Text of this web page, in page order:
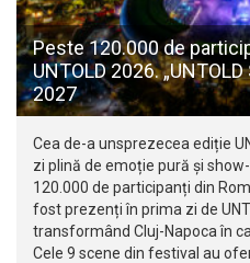
Peste 120.000 de
UNTOLD 2026.
2027
Cea de-a unsprezecea ediție
zi plină de emoție pură și
120.000 de participanți din
fost prezenți în prima zi de
transformând Cluj-Napoca în
Cele 9 scene din festival au